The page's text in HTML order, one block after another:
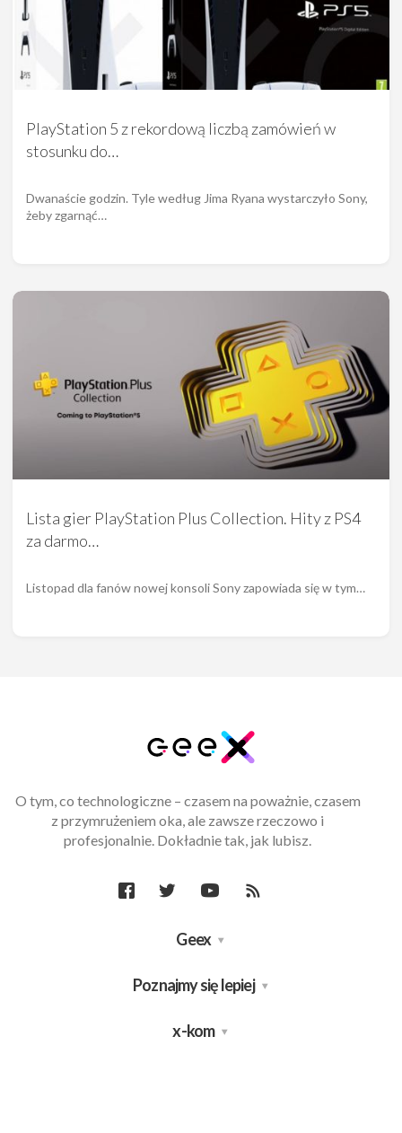
PlayStation 5 z rekordową liczbą zamówień w
stosunku do…
Dwanaście godzin. Tyle według Jima Ryana wystarczyło Sony,
żeby zgarnąć…
Lista gier PlayStation Plus Collection. Hity z PS4
za darmo…
Listopad dla fanów nowej konsoli Sony zapowiada się w tym…
O tym, co technologiczne – czasem na poważnie, czasem
z przymrużeniem oka, ale zawsze rzeczowo i
profesjonalnie. Dokładnie tak, jak lubisz.
Geex
Poznajmy się lepiej
x-kom